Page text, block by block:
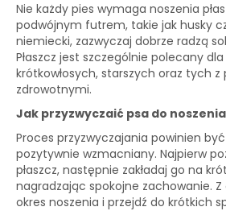
Nie każdy pies wymaga noszenia
podwójnym futrem, takie jak husky
niemiecki, zazwyczaj dobrze radzą
Płaszcz jest szczególnie polecany
krótkowłosych, starszych oraz tych
zdrowotnymi.
Jak przyzwyczaić psa do noszenia
Proces przyzwyczajania powinien
pozytywnie wzmacniany. Najpierw
płaszcz, następnie zakładaj go na
nagradzając spokojne zachowanie. Z
okres noszenia i przejdź do krótkich